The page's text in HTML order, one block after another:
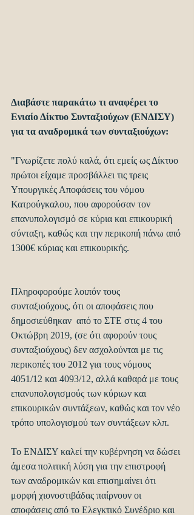
Διαβάστε παρακάτω τι αναφέρει το
Ενιαίο Δίκτυο Συνταξιούχων (ΕΝΔΙΣΥ)
για τα αναδρομικά των συνταξιούχων:
"Γνωρίζετε πολύ καλά, ότι εμείς ως Δίκτυο
πρώτοι είχαμε προσβάλλει τις τρεις
Υπουργικές Αποφάσεις του νόμου
Κατρούγκαλου, που αφορούσαν τον
επανυπολογισμό σε κύρια και επικουρική
σύνταξη, καθώς και την περικοπή πάνω από
1300€ κύριας και επικουρικής.
Πληροφορούμε λοιπόν τους
συνταξιούχους, ότι οι αποφάσεις που
δημοσιεύθηκαν  από το ΣΤΕ στις 4 του
Οκτώβρη 2019, (σε ότι αφορούν τους
συνταξιούχους) δεν ασχολούνται με τις
περικοπές του 2012 για τους νόμους
4051/12 και 4093/12, αλλά καθαρά με τους
επανυπολογισμούς των κύριων και
επικουρικών συντάξεων, καθώς και τον νέο
τρόπο υπολογισμού των συντάξεων κλπ.
Το ΕΝΔΙΣΥ καλεί την κυβέρνηση να δώσει
άμεσα πολιτική λύση για την επιστροφή
των αναδρομικών και επισημαίνει ότι
μορφή χιονοστιβάδας παίρνουν οι
αποφάσεις από το Ελεγκτικό Συνέδριο και